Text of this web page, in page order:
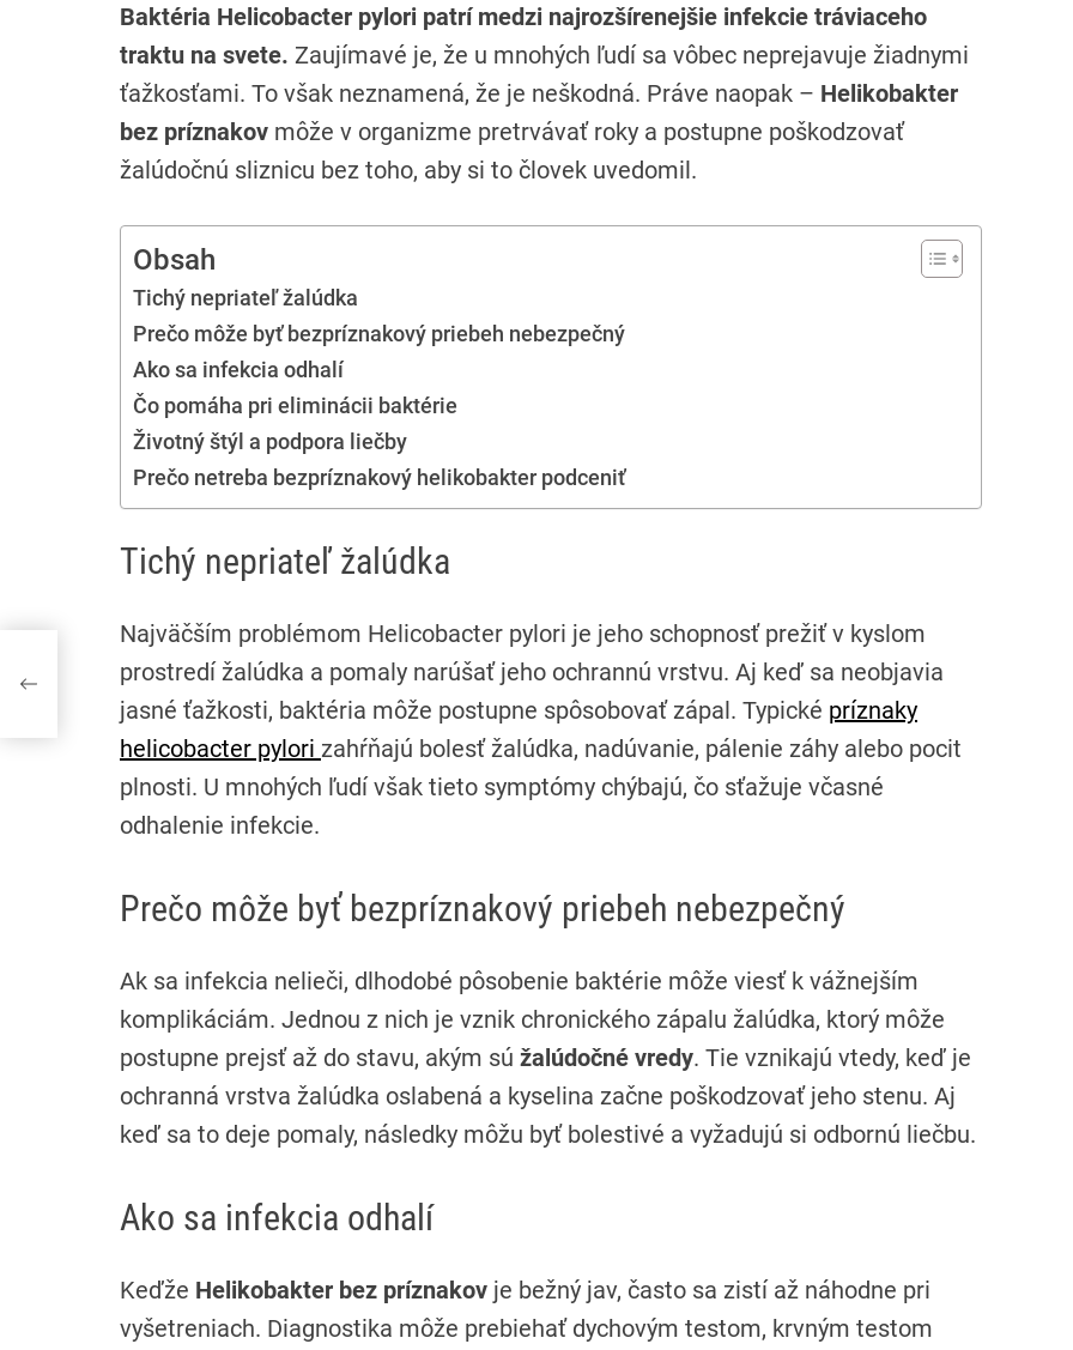
Baktéria Helicobacter pylori patrí medzi najrozšírenejšie infekcie tráviaceho
traktu na svete. Zaujímavé je, že u mnohých ľudí sa vôbec neprejavuje žiadnymi
ťažkosťami. To však neznamená, že je neškodná. Práve naopak – Helikobakter
bez príznakov môže v organizme pretrvávať roky a postupne poškodzovať
žalúdočnú sliznicu bez toho, aby si to človek uvedomil.
Obsah
Tichý nepriateľ žalúdka
Prečo môže byť bezpríznakový priebeh nebezpečný
Ako sa infekcia odhalí
Čo pomáha pri eliminácii baktérie
Životný štýl a podpora liečby
Prečo netreba bezpríznakový helikobakter podceniť
Tichý nepriateľ žalúdka
Najväčším problémom Helicobacter pylori je jeho schopnosť prežiť v kyslom
prostredí žalúdka a pomaly narúšať jeho ochrannú vrstvu. Aj keď sa neobjavia
jasné ťažkosti, baktéria môže postupne spôsobovať zápal. Typické príznaky
helicobacter pylori zahŕňajú bolesť žalúdka, nadúvanie, pálenie záhy alebo pocit
plnosti. U mnohých ľudí však tieto symptómy chýbajú, čo sťažuje včasné
odhalenie infekcie.
Prečo môže byť bezpríznakový priebeh nebezpečný
Ak sa infekcia nelieči, dlhodobé pôsobenie baktérie môže viesť k vážnejším
komplikáciám. Jednou z nich je vznik chronického zápalu žalúdka, ktorý môže
postupne prejsť až do stavu, akým sú žalúdočné vredy. Tie vznikajú vtedy, keď je
ochranná vrstva žalúdka oslabená a kyselina začne poškodzovať jeho stenu. Aj
keď sa to deje pomaly, následky môžu byť bolestivé a vyžadujú si odbornú liečbu.
Ako sa infekcia odhalí
Keďže Helikobakter bez príznakov je bežný jav, často sa zistí až náhodne pri
vyšetreniach. Diagnostika môže prebiehať dychovým testom, krvným testom